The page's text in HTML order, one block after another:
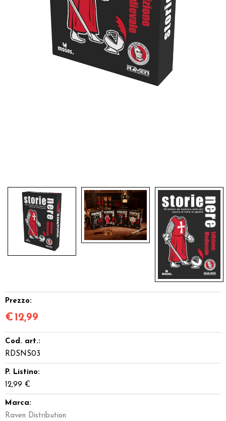
Giocattoli e Gadget
Prezzo:
€ 12,99
Cod. art.:
RDSNS03
P. Listino:
12,99 €
Marca:
Raven Distribution